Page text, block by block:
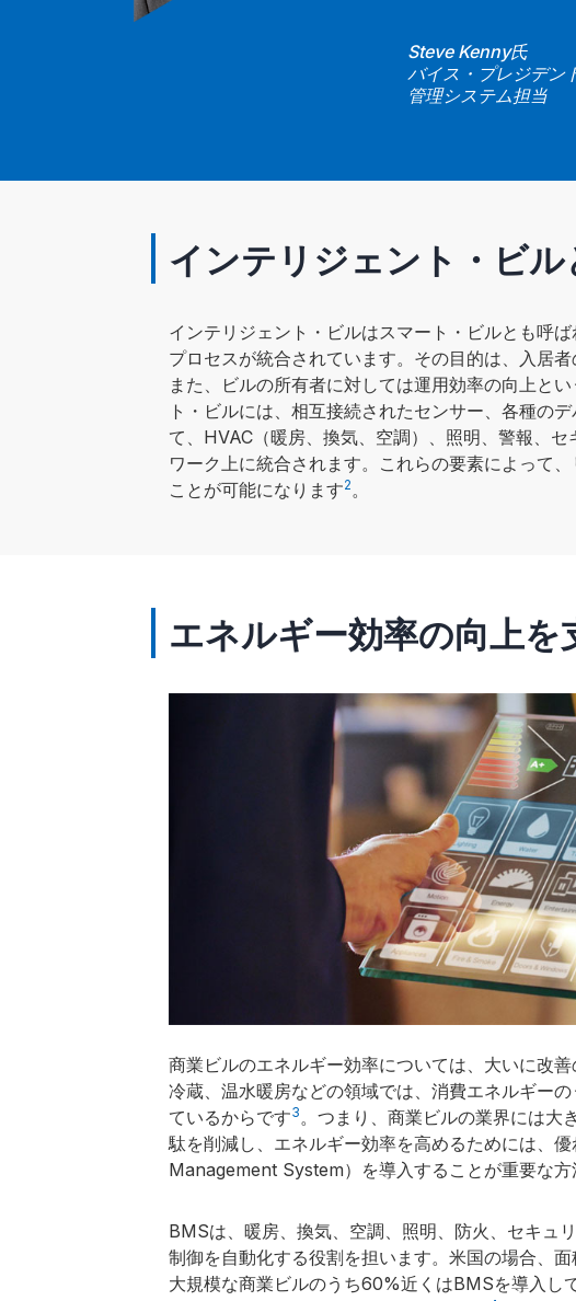
Steve Kenny氏
バイス・プレジデ
管理システム担当
インテリジェント・ビル
インテリジェント・ビルはスマート・ビルとも呼
プロセスが統合されています。その目的は、入居
また、ビルの所有者に対しては運用効率の向上と
ト・ビルには、相互接続されたセンサー、各種の
て、HVAC（暖房、換気、空調）、照明、警報、
ワーク上に統合されます。これらの要素によって
ことが可能になります2。
エネルギー効率の向上を
商業ビルのエネルギー効率については、大いに改
冷蔵、温水暖房などの領域では、消費エネルギー
ているからです3。つまり、商業ビルの業界には大
駄を削減し、エネルギー効率を高めるためには、
Management System）を導入することが重要な方
BMSは、暖房、換気、空調、照明、防火、セキュ
制御を自動化する役割を担います。米国の場合、
大規模な商業ビルのうち60%近くはBMSを導入し